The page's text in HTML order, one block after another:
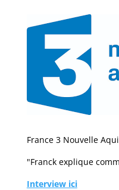
France 3 Nouvelle
"Franck explique
Interview ici